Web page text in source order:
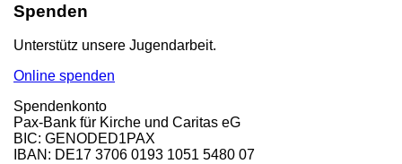
Spenden
Unterstütz unsere Jugendarbeit.
Online spenden
Spendenkonto
Pax-Bank für Kirche und Caritas eG
BIC: GENODED1PAX
IBAN: DE17 3706 0193 1051 5480 07